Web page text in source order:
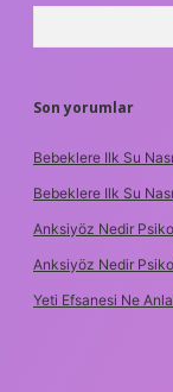
Son yorumlar
Bebeklere Ilk Su
Bebeklere Ilk Su
Anksiyöz Nedir
Anksiyöz Nedir
Yeti Efsanesi Ne